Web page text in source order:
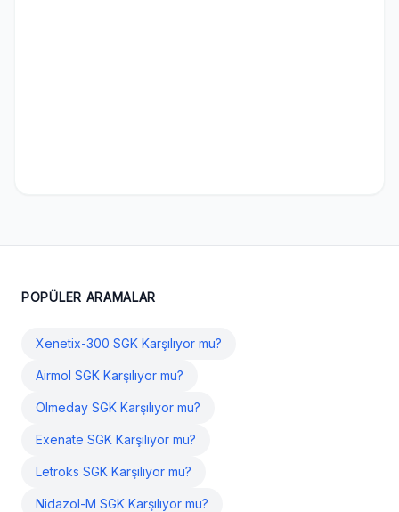
POPÜLER ARAMALAR
Xenetix-300 SGK Karşılıyor mu?
Airmol SGK Karşılıyor mu?
Olmeday SGK Karşılıyor mu?
Exenate SGK Karşılıyor mu?
Letroks SGK Karşılıyor mu?
Nidazol-M SGK Karşılıyor mu?